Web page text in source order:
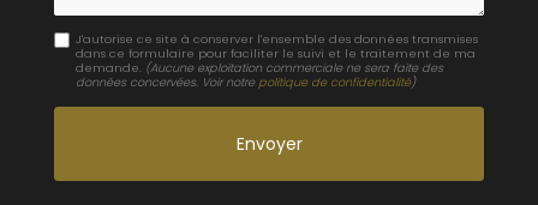
J'autorise ce site à conserver l'ensemble des données transmises
dans ce formulaire pour faciliter le suivi et le traitement de ma
demande. (Aucune exploitation commerciale ne sera faite des
données concervées. Voir notre politique de confidentialité)